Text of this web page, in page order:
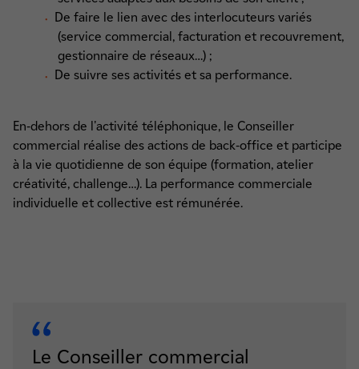
De faire le lien avec des interlocuteurs variés
(service commercial, facturation et recouvrement,
gestionnaire de réseaux…) ;
De suivre ses activités et sa performance.
En-dehors de l'activité téléphonique, le Conseiller
commercial réalise des actions de back-office et participe
à la vie quotidienne de son équipe (formation, atelier
créativité, challenge…). La performance commerciale
individuelle et collective est rémunérée.
Le Conseiller commercial